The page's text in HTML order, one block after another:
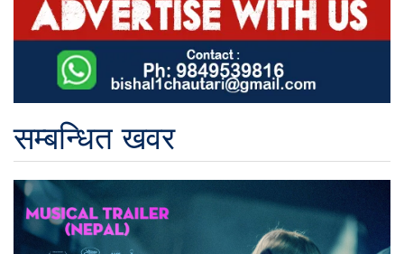
सम्बन्धित खवर